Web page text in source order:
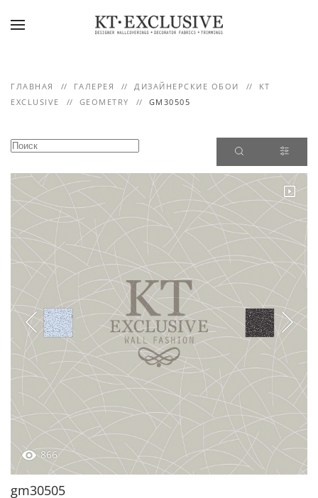
ГЛАВНАЯ ГАЛЕРЕЯ ДИЗАЙНЕРСКИЕ ОБОИ
KT
EXCLUSIVE
GEOMETRY GM30505
866
gm30505